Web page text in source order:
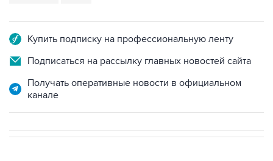
Купить подписку на профессиональную ленту
Подписаться на рассылку главных новостей сайта
Получать оперативные новости в официальном
канале